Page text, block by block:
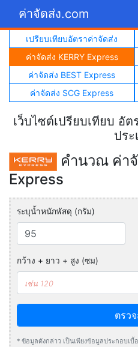
ค่าจัดส่ง.com
เปรียบเทียบอัตราค่าจัดส่ง
ค่าจัดส่ง KERRY Express
ค่าจัดส่ง BEST Express
ค่าจัดส่ง SCG Express
เว็บไซต์เปรียบเทียบ อั
ประ
คำนวณ ค่าจั
Express
ระบุน้ำหนักพัสดุ (กรัม)
กว้าง + ยาว + สูง (ซม)
ตรว
* ข้อมูลดังกล่าว เป็นเพียงข้อมูลประกอบเ